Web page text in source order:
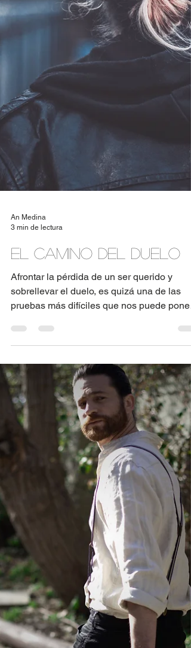
An Medina
El Camino del duelo
Afrontar la pérdida de un ser querido y
sobrellevar el duelo, es quizá una de las
pruebas más difíciles que nos puede poner
la vida en...